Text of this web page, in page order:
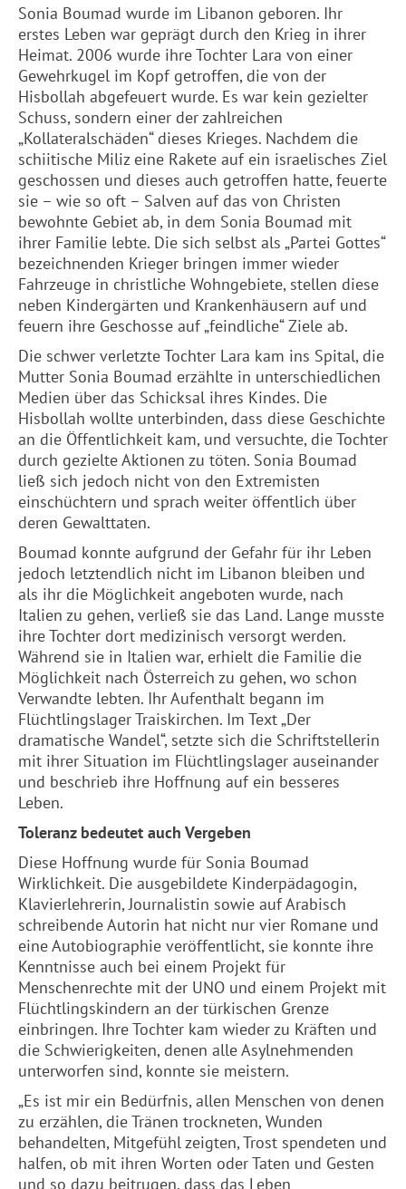
Sonia Boumad wurde im Libanon geboren. Ihr
erstes Leben war geprägt durch den Krieg in ihrer
Heimat. 2006 wurde ihre Tochter Lara von einer
Gewehrkugel im Kopf getroffen, die von der
Hisbollah abgefeuert wurde. Es war kein gezielter
Schuss, sondern einer der zahlreichen
„Kollateralschäden“ dieses Krieges. Nachdem die
schiitische Miliz eine Rakete auf ein israelisches Ziel
geschossen und dieses auch getroffen hatte, feuerte
sie – wie so oft – Salven auf das von Christen
bewohnte Gebiet ab, in dem Sonia Boumad mit
ihrer Familie lebte. Die sich selbst als „Partei Gottes“
bezeichnenden Krieger bringen immer wieder
Fahrzeuge in christliche Wohngebiete, stellen diese
neben Kindergärten und Krankenhäusern auf und
feuern ihre Geschosse auf „feindliche“ Ziele ab.
Die schwer verletzte Tochter Lara kam ins Spital, die
Mutter Sonia Boumad erzählte in unterschiedlichen
Medien über das Schicksal ihres Kindes. Die
Hisbollah wollte unterbinden, dass diese Geschichte
an die Öffentlichkeit kam, und versuchte, die Tochter
durch gezielte Aktionen zu töten. Sonia Boumad
ließ sich jedoch nicht von den Extremisten
einschüchtern und sprach weiter öffentlich über
deren Gewalttaten.
Boumad konnte aufgrund der Gefahr für ihr Leben
jedoch letztendlich nicht im Libanon bleiben und
als ihr die Möglichkeit angeboten wurde, nach
Italien zu gehen, verließ sie das Land. Lange musste
ihre Tochter dort medizinisch versorgt werden.
Während sie in Italien war, erhielt die Familie die
Möglichkeit nach Österreich zu gehen, wo schon
Verwandte lebten. Ihr Aufenthalt begann im
Flüchtlingslager Traiskirchen. Im Text „Der
dramatische Wandel“, setzte sich die Schriftstellerin
mit ihrer Situation im Flüchtlingslager auseinander
und beschrieb ihre Hoffnung auf ein besseres
Leben.
Toleranz bedeutet auch Vergeben
Diese Hoffnung wurde für Sonia Boumad
Wirklichkeit. Die ausgebildete Kinderpädagogin,
Klavierlehrerin, Journalistin sowie auf Arabisch
schreibende Autorin hat nicht nur vier Romane und
eine Autobiographie veröffentlicht, sie konnte ihre
Kenntnisse auch bei einem Projekt für
Menschenrechte mit der UNO und einem Projekt mit
Flüchtlingskindern an der türkischen Grenze
einbringen. Ihre Tochter kam wieder zu Kräften und
die Schwierigkeiten, denen alle Asylnehmenden
unterworfen sind, konnte sie meistern.
„Es ist mir ein Bedürfnis, allen Menschen von denen
zu erzählen, die Tränen trockneten, Wunden
behandelten, Mitgefühl zeigten, Trost spendeten und
halfen, ob mit ihren Worten oder Taten und Gesten
und so dazu beitrugen, dass das Leben